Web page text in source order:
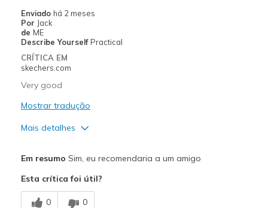
Travel
Width
Sizing
View On Shoes
Enviado há 2 meses
Por Jack
de ME
Describe Yourself Practical
CRÍTICA EM
skechers.com
Very good
Mostrar tradução
Mais detalhes
Stylish
Em resumo Sim, eu recomendaria a um amigo
Esta crítica foi útil?
0 0